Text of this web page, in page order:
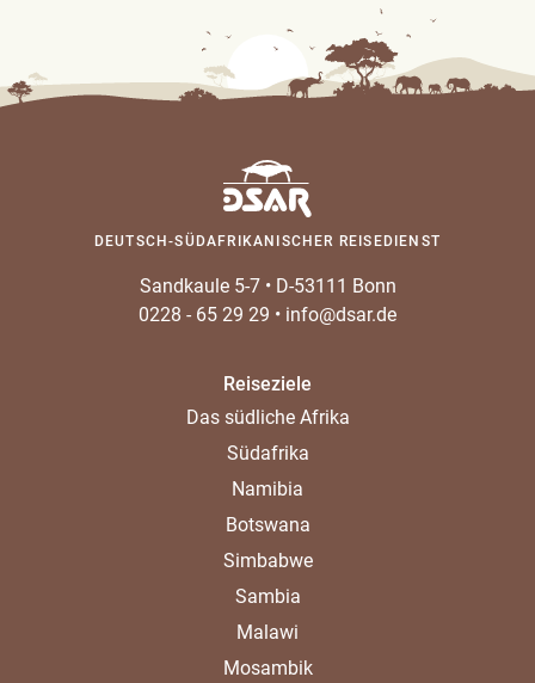
DEUTSCH-SÜDAFRIKANISCHER REISEDIENST
Sandkaule 5-7• D-53111 Bonn
0228 - 65 29 29 • info@dsar.de
Reiseziele
Das südliche Afrika
Südafrika
Namibia
Botswana
Simbabwe
Sambia
Malawi
Mosambik